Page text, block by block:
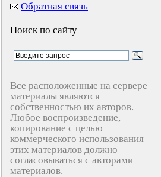
Обратная связь
Поиск по сайту
Все расположенные на сервере
материалы являются
собственностью их авторов.
Любое воспроизведение,
копирование с целью
коммерческого использования
этих материалов должно
согласовываться с авторами
материалов.